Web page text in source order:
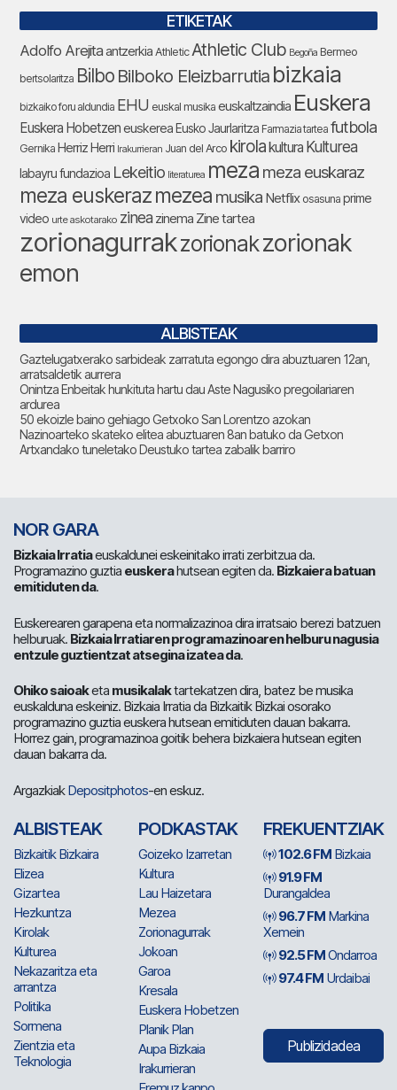
ETIKETAK
Adolfo Arejitaantzerkia Athletic Athletic Club Begoña Bermeo
bertsolaritza Bilbo Bilboko Eleizbarrutia bizkaia
bizkaiko foru aldundia EHU euskal musika euskaltzaindia Euskera
Euskera Hobetzeneuskerea Eusko Jaurlaritza Farmazia tartea futbola
Gernika Herriz Herri Irakurrieran Juan del Arco kirolakultura Kulturea
labayru fundazioa Lekeitio literaturea meza meza euskaraz
meza euskerazmezea musika Netflix osasuna prime
video urte askotarako zinea zinema Zine tartea
zorionagurrakzorionakzorionak
emon
ALBISTEAK
Gaztelugatxerako sarbideak zarratuta egongo dira abuztuaren 12an,
arratsaldetik aurrera
Onintza Enbeitak hunkituta hartu dau Aste Nagusiko pregoilariaren
ardurea
50 ekoizle baino gehiago Getxoko San Lorentzo azokan
Nazinoarteko skateko elitea abuztuaren 8an batuko da Getxon
Artxandako tuneletako Deustuko tartea zabalik barriro
NOR GARA
Bizkaia Irratiaeuskaldunei eskeinitako irrati zerbitzua da.
Programazino guztia euskerahutsean egiten da. Bizkaiera batuan
emitiduten da.
Euskerearen garapena eta normalizazinoa dira irratsaio berezi batzuen
helburuak. Bizkaia Irratiaren programazinoaren helburu nagusia
entzule guztientzat atsegina izatea da.
Ohiko saioaketa musikalaktartekatzen dira, batez be musika
euskalduna eskeiniz. Bizkaia Irratia da Bizkaitik Bizkai osorako
programazino guztia euskera hutsean emitiduten dauan bakarra.
Horrez gain, programazinoa goitik behera bizkaiera hutsean egiten
dauan bakarra da.
ArgazkiakDepositphotos-en eskuz.
ALBISTEAK
Bizkaitik Bizkaira
Elizea
Gizartea
Hezkuntza
Kirolak
Kulturea
Nekazaritza eta
arrantza
Politika
Sormena
Zientzia eta
Teknologia
PODKASTAK
Goizeko Izarretan
Kultura
Lau Haizetara
Mezea
Zorionagurrak
Jokoan
Garoa
Kresala
Euskera Hobetzen
Planik Plan
Aupa Bizkaia
Irakurrieran
FREKUENTZIAK
102.6 FM Bizkaia
91.9 FM
Durangaldea
96.7 FM Markina
Xemein
92.5 FMOndarroa
97.4 FM Urdaibai
Publizidadea